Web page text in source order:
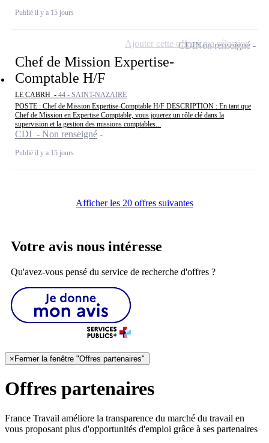
Publié il y a 15 jours
Chef de Mission Expertise-
Comptable H/F
LE CABRH - 44 - SAINT-NAZAIRE
POSTE : Chef de Mission Expertise-Comptable H/F DESCRIPTION : En tant que
Chef de Mission en Expertise Comptable, vous jouerez un rôle clé dans la
supervision et la gestion des missions comptables...
CDI - Non renseigné
Publié il y a 15 jours
CDINon renseigné
Ajouter cette offre à ma sélection
Afficher les 20 offres suivantes
Votre avis nous intéresse
Qu'avez-vous pensé du service de recherche d'offres ?
× Fermer la fenêtre "Offres partenaires"
Offres partenaires
France Travail améliore la transparence du marché du travail en
vous proposant plus d'opportunités d'emploi grâce à ses partenaires